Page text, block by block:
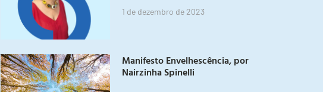
1 de dezembro de 2023
Manifesto Envelhescência, por
Nairzinha Spinelli